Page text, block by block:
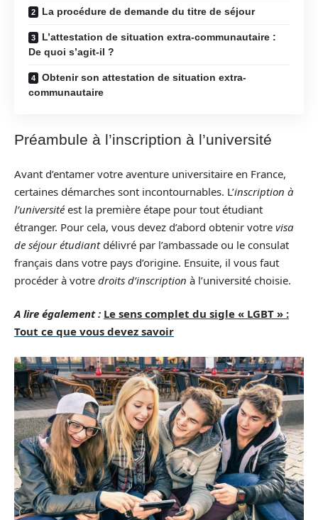
La procédure de demande du titre de séjour
L’attestation de situation extra-communautaire :
De quoi s’agit-il ?
Obtenir son attestation de situation extra-
communautaire
Préambule à l’inscription à l’université
Avant d’entamer votre aventure universitaire en France,
certaines démarches sont incontournables. L’inscription à
l’universitéest la première étape pour tout étudiant
étranger. Pour cela, vous devez d’abord obtenir votre visa
de séjour étudiantdélivré par l’ambassade ou le consulat
français dans votre pays d’origine. Ensuite, il vous faut
procéder à votre droits d’inscription à l’université choisie.
A lire également : Le sens complet du sigle « LGBT » :
Tout ce que vous devez savoir